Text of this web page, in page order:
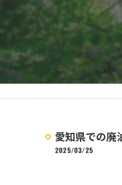
愛知県での廃
2025/03/25